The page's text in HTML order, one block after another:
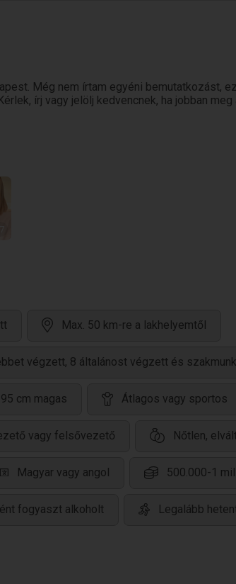
Még nem írtam egyéni bemutatkozást,
írj vagy jelölj kedvencnek, ha jobban
Max. 50 km-re a lakhelyemtől
végzett, 8 általánost végzett és
cm magas Átlagos vagy sportos
vagy felsővezető Nőtlen,
Magyar vagy angol 500.000-1
fogyaszt alkoholt Legalább